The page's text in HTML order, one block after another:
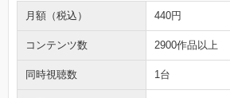
月額（税込） 440円
コンテンツ数 2900作品以上
同時視聴数 1台